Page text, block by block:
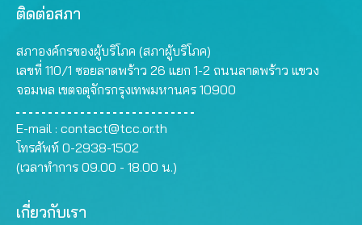
ติดต่อสภา
สภาองค์กรของผู้บริโภค (สภาผู้บริโภค)
เลขที่ 110/1 ซอยลาดพร้าว 26 แยก 1-2 ถนนลาดพร้าว แขวง
จอมพล เขตจตุจักรกรุงเทพมหานคร 10900
E-mail : contact@tcc.or.th
โทรศัพท์ 0-2938-1502
(เวลาทำการ 09.00 - 18.00 น.)
เกี่ยวกับเรา